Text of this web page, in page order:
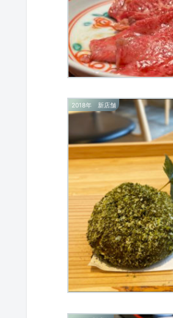
2018年 新店舗